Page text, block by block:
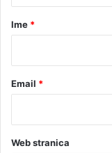
rIme *
Email *
Web stranica